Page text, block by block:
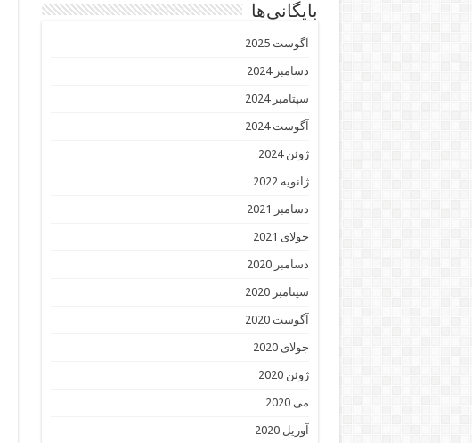
بایگانی‌ها
آگوست 2025
دسامبر 2024
سپتامبر 2024
آگوست 2024
ژوئن 2024
ژانویه 2022
دسامبر 2021
جولای 2021
دسامبر 2020
سپتامبر 2020
آگوست 2020
جولای 2020
ژوئن 2020
می 2020
آوریل 2020